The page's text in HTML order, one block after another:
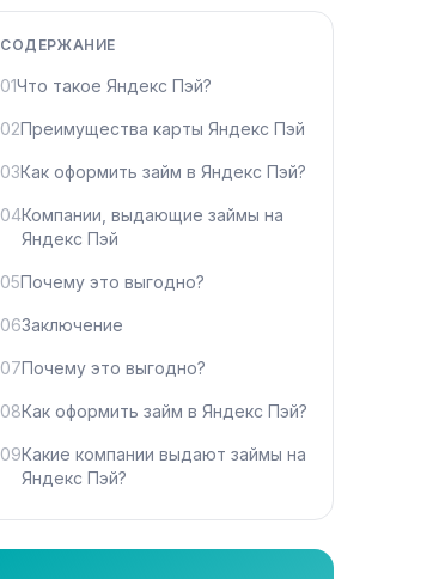
СОДЕРЖАНИЕ
01Что такое Яндекс Пэй?
02Преимущества карты Яндекс Пэй
03Как оформить займ в Яндекс Пэй?
04Компании, выдающие займы на
Яндекс Пэй
05Почему это выгодно?
06Заключение
07Почему это выгодно?
08Как оформить займ в Яндекс Пэй?
09Какие компании выдают займы на
Яндекс Пэй?